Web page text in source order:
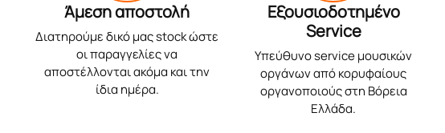
Άμεση αποστολή
Διατηρούμε δικό μας stock ώστε
οι παραγγελίες να
αποστέλλονται ακόμα και την
ίδια ημέρα.
Εξουσιοδοτημένο
Service
Υπεύθυνο service μουσικών
οργάνων από κορυφαίους
οργανοποιούς στη Βόρεια
Ελλάδα.